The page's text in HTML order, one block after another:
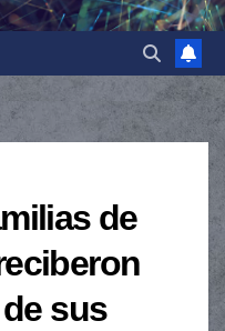
de
sus